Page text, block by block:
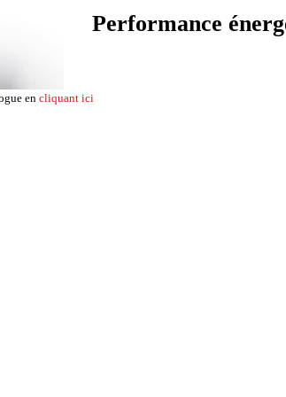
Performance
en cliquant ici